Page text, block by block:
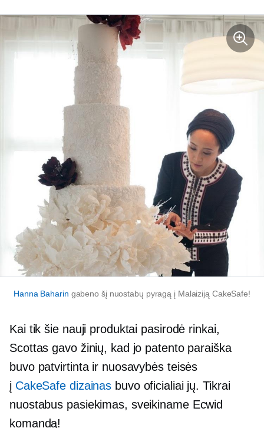
Hanna Baharin gabeno šį nuostabų pyragą į Malaiziją CakeSafe!
Kai tik šie nauji produktai pasirodė rinkai,
Scottas gavo žinių, kad jo patento paraiška
buvo patvirtinta ir nuosavybės teisės
į CakeSafe dizainas buvo oficialiai jų. Tikrai
nuostabus pasiekimas, sveikiname Ecwid
komandą!